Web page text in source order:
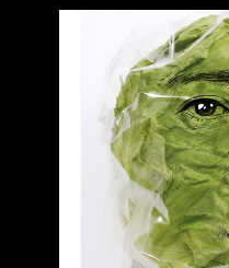
http://i.imgur.com/
「因為生菜業正面
用？」——對方這
啊。」 結果真的
麼啊……。 我會在
http://i.imgur.com/
對於以新鮮度為生